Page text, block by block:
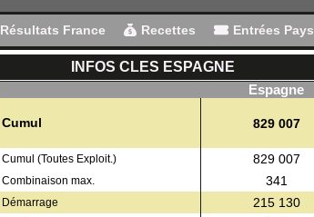
Résultats France Recettes Entrées Pays
INFOS CLES ESPAGNE
Espagne
Cumul 829 007
Cumul (Toutes Exploit.) 829 007
Combinaison max. 341
Démarrage 215 130